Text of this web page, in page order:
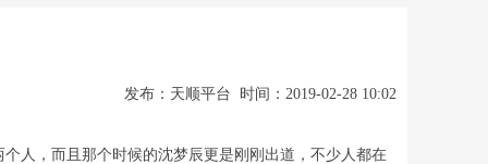
发布：天顺平台 时间：2019-02-28 10:02
人，而且那个时候的沈梦辰更是刚刚出道，不少人都在